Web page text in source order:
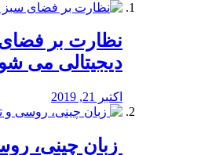
نظارت بر
دیجیتالی می
اکتبر 21, 2019
زبان چینی،